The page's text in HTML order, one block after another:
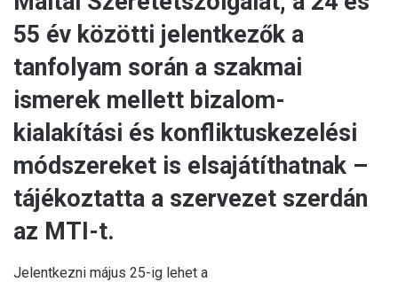
55 év közötti jelentkezők a
tanfolyam során a szakmai
ismerek mellett bizalom-
kialakítási és konfliktuskezelési
módszereket is elsajátíthatnak –
tájékoztatta a szervezet szerdán
az MTI-t.
Jelentkezni május 25-ig lehet a